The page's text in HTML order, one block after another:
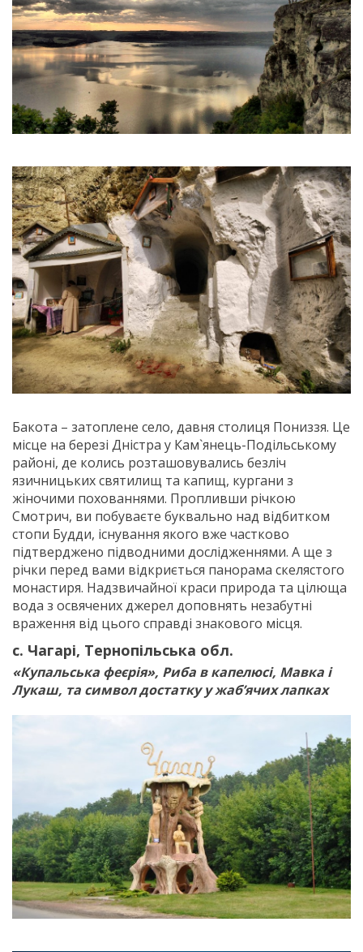
Бакота – затоплене село, давня столиця Пониззя. Це
місце на березі Дністра у Кам`янець-Подільському
районі, де колись розташовувались безліч
язичницьких святилищ та капищ, кургани з
жіночими похованнями. Пропливши річкою
Смотрич, ви побуваєте буквально над відбитком
стопи Будди, існування якого вже частково
підтверджено підводними дослідженнями. А ще з
річки перед вами відкриється панорама скелястого
монастиря. Надзвичайної краси природа та цілюща
вода з освячених джерел доповнять незабутні
враження від цього справді знакового місця.
с. Чагарі, Тернопільська обл.
«Купальська феєрія», Риба в капелюсі, Мавка і
Лукаш, та символ достатку у жаб’ячих лапках